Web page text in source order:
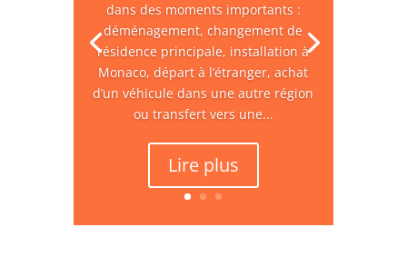
dans des moments importants :
déménagement, changement de
résidence principale, installation à
Monaco, départ à l’étranger, achat
d’un véhicule dans une autre région
ou transfert vers une...
Lire plus